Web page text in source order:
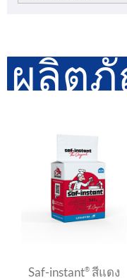
ผลิต
Saf-instant®สีแดง